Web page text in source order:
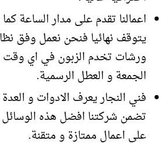
اعمالنا تقدم على مدار الساعة كما
يتوقف نهائيا فنحن نعمل وفق
ورشات تخدم الزبون في اي وقت
الجمعة و العطل الرسمية.
فني النجار يعرف الادوات و العدة
تضمن شركتنا افضل هذه
على اعمال ممتازة و متقنة.